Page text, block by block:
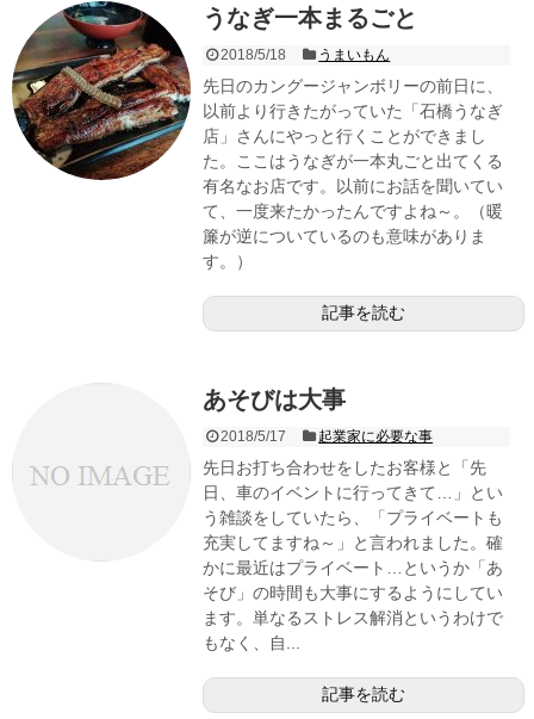
うなぎ一本まるごと
2018/5/18 うまいもん
先日のカングージャンボリーの前日に、
以前より行きたがっていた「石橋うなぎ
店」さんにやっと行くことができまし
た。ここはうなぎが一本丸ごと出てくる
有名なお店です。以前にお話を聞いてい
て、一度来たかったんですよね～。（暖
簾が逆についているのも意味がありま
す。）
記事を読む
あそびは大事
2018/5/17 起業家に必要な事
先日お打ち合わせをしたお客様と「先
日、車のイベントに行ってきて…」とい
う雑談をしていたら、「プライベートも
充実してますね～」と言われました。確
かに最近はプライベート…というか「あ
そび」の時間も大事にするようにしてい
ます。単なるストレス解消というわけで
もなく、自...
記事を読む